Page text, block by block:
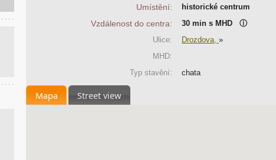
Umístění: historické centrum
Vzdálenost do centra: 30 min s MHD ⓘ
Ulice:
Drozdova, »
MHD:
Typ stavění:
chata
Mapa Street view